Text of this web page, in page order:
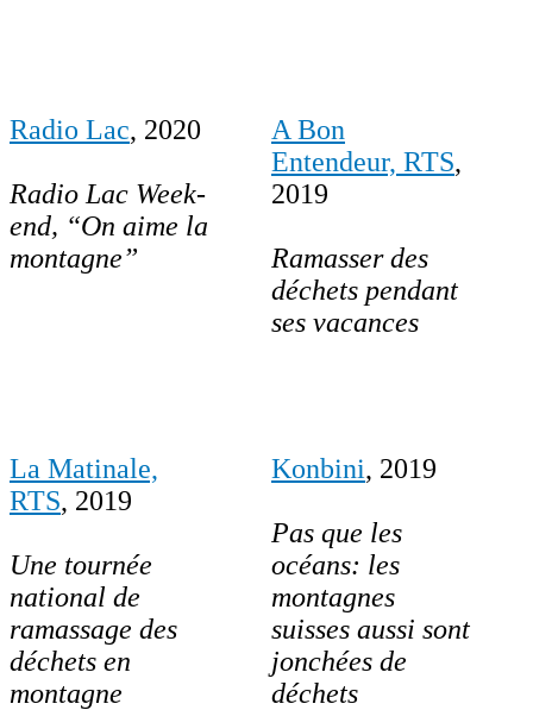
Radio Lac, 2020
Radio Lac Week-
end, “On aime la
montagne”
A Bon
Entendeur, RTS,
2019
Ramasser des
déchets pendant
ses vacances
La Matinale,
RTS, 2019
Une tournée
national de
ramassage des
déchets en
montagne
Konbini, 2019
Pas que les
océans: les
montagnes
suisses aussi sont
jonchées de
déchets